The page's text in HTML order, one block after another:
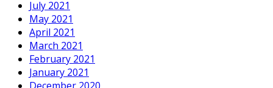
July 2021
May 2021
April 2021
March 2021
February 2021
January 2021